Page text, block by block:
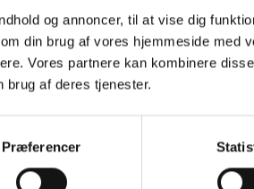
og annoncer, til at vise dig
din brug af vores hjemmeside med
Vores partnere kan kombinere
brug af deres tjenester.
Præferencer
HOTELLER